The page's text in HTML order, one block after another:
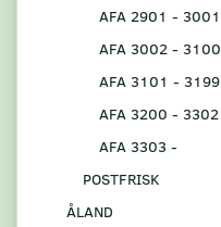
AFA 2901 - 3001
AFA 3002 - 3100
AFA 3101 - 3199
AFA 3200 - 3302
AFA 3303 -
POSTFRISK
ÅLAND